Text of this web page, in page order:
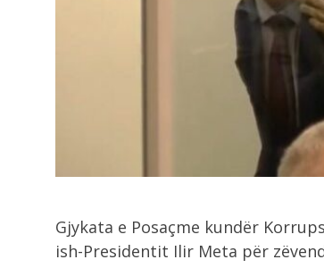
Gjykata e Posaçme kundër
ish-Presidentit Ilir Meta për
Tunel i fshehtë nën
Salah surprizon me